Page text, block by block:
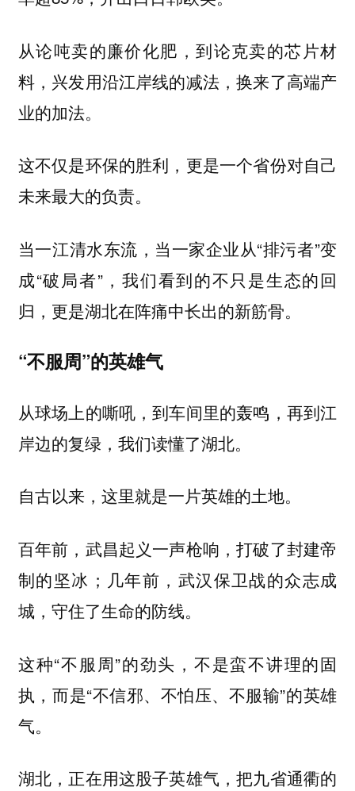
从论吨卖的廉价化肥，到论克卖的芯片材
料，兴发用沿江岸线的减法，换来了高端产
业的加法。
这不仅是环保的胜利，更是一个省份对自己
未来最大的负责。
当一江清水东流，当一家企业从“排污者”变
成“破局者”，我们看到的不只是生态的回
归，更是湖北在阵痛中长出的新筋骨。
“不服周”的英雄气
从球场上的嘶吼，到车间里的轰鸣，再到江
岸边的复绿，我们读懂了湖北。
自古以来，这里就是一片英雄的土地。
百年前，武昌起义一声枪响，打破了封建帝
制的坚冰；几年前，武汉保卫战的众志成
城，守住了生命的防线。
这种“不服周”的劲头，不是蛮不讲理的固
执，而是“不信邪、不怕压、不服输”的英雄
气。
湖北，正在用这股子英雄气，把九省通衢的